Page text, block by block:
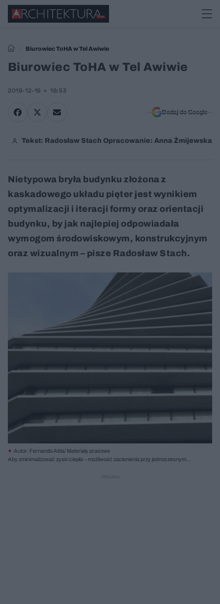
Biurowiec ToHA w Tel Awiwie
Biurowiec ToHA w Tel Awiwie
2019-12-19 16:53
Dodaj do Google
Tekst: Radosław Stach Opracowanie: Anna Żmijewska
Nietypowa bryła budynku złożona z
kaskadowego układu pięter jest wynikiem
optymalizacji i iteracji formy oraz orientacji
budynku, by jak najlepiej odpowiadała
wymogom środowiskowym, konstrukcyjnym
oraz wizualnym – pisze Radosław Stach.
Autor: Fernando Alda/ Materiały prasowe
Aby zminimalizować zyski ciepła – możliwość zacienienia przy jednoczesnym